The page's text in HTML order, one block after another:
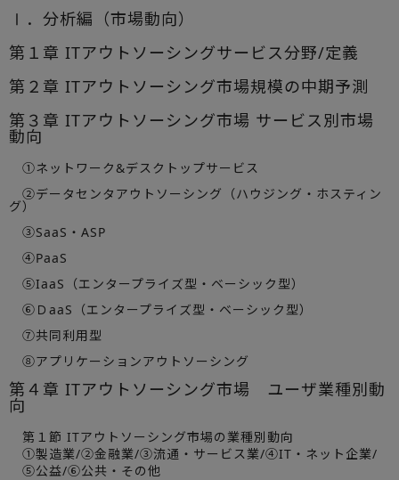
Ⅰ．分析編（市場動向）
第１章 ITアウトソーシングサービス分野/定義
第２章 ITアウトソーシング市場規模の中期予測
第３章 ITアウトソーシング市場 サービス別市場
動向
①ネットワーク&デスクトップサービス
②データセンタアウトソーシング（ハウジング・ホスティン
グ）
③SaaS・ASP
④PaaS
⑤IaaS（エンタープライズ型・ベーシック型）
⑥ＤaaS（エンタープライズ型・ベーシック型）
⑦共同利用型
⑧アプリケーションアウトソーシング
第４章 ITアウトソーシング市場 ユーザ業種別動
向
第１節 ITアウトソーシング市場の業種別動向
①製造業/②金融業/③流通・サービス業/④IT・ネット企業/
⑤公益/⑥公共・その他